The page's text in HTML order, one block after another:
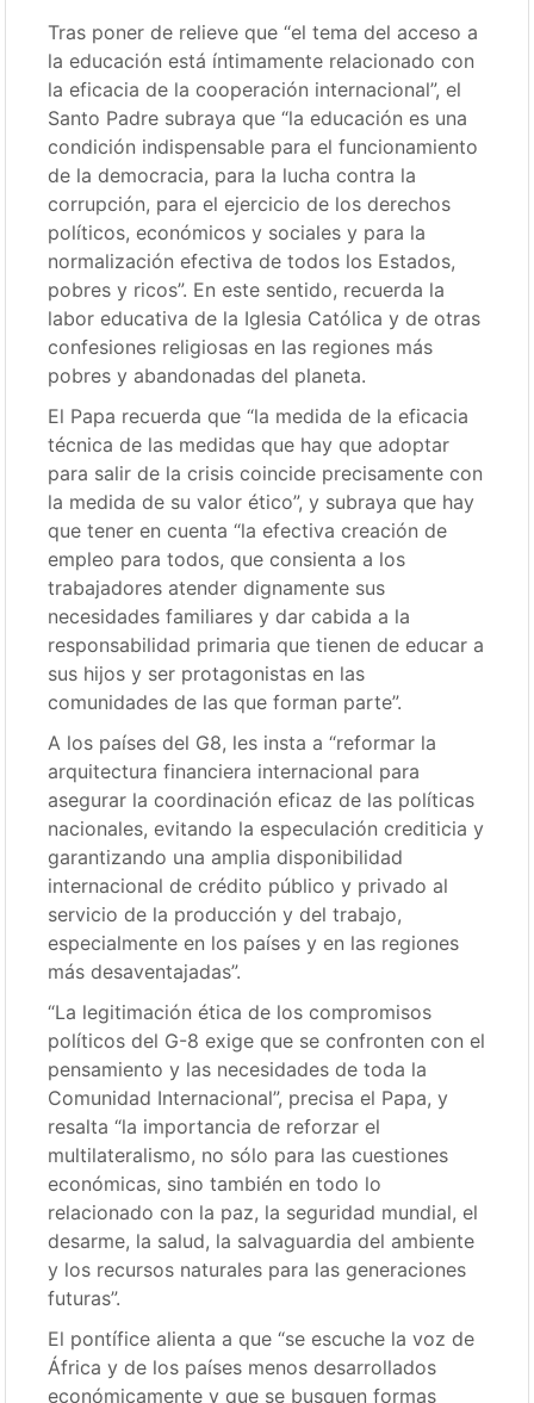
Tras poner de relieve que “el tema del acceso a
la educación está íntimamente relacionado con
la eficacia de la cooperación internacional”, el
Santo Padre subraya que “la educación es una
condición indispensable para el funcionamiento
de la democracia, para la lucha contra la
corrupción, para el ejercicio de los derechos
políticos, económicos y sociales y para la
normalización efectiva de todos los Estados,
pobres y ricos”. En este sentido, recuerda la
labor educativa de la Iglesia Católica y de otras
confesiones religiosas en las regiones más
pobres y abandonadas del planeta.
El Papa recuerda que “la medida de la eficacia
técnica de las medidas que hay que adoptar
para salir de la crisis coincide precisamente con
la medida de su valor ético”, y subraya que hay
que tener en cuenta “la efectiva creación de
empleo para todos, que consienta a los
trabajadores atender dignamente sus
necesidades familiares y dar cabida a la
responsabilidad primaria que tienen de educar a
sus hijos y ser protagonistas en las
comunidades de las que forman parte”.
A los países del G8, les insta a “reformar la
arquitectura financiera internacional para
asegurar la coordinación eficaz de las políticas
nacionales, evitando la especulación crediticia y
garantizando una amplia disponibilidad
internacional de crédito público y privado al
servicio de la producción y del trabajo,
especialmente en los países y en las regiones
más desaventajadas”.
“La legitimación ética de los compromisos
políticos del G-8 exige que se confronten con el
pensamiento y las necesidades de toda la
Comunidad Internacional”, precisa el Papa, y
resalta “la importancia de reforzar el
multilateralismo, no sólo para las cuestiones
económicas, sino también en todo lo
relacionado con la paz, la seguridad mundial, el
desarme, la salud, la salvaguardia del ambiente
y los recursos naturales para las generaciones
futuras”.
El pontífice alienta a que “se escuche la voz de
África y de los países menos desarrollados
económicamente y que se busquen formas